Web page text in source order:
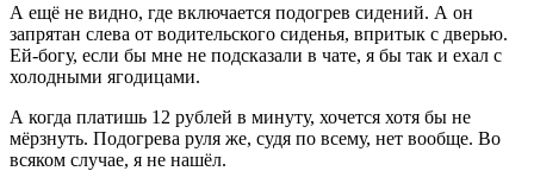
А ещё не видно, где включается подогрев сидений. А он
запрятан слева от водительского сиденья, впритык с дверью.
Ей-богу, если бы мне не подсказали в чате, я бы так и ехал с
холодными ягодицами.
А когда платишь 12 рублей в минуту, хочется хотя бы не
мёрзнуть. Подогрева руля же, судя по всему, нет вообще. Во
всяком случае, я не нашёл.